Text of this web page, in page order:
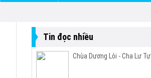
Tin đọc nhiều
Chùa Dương Lôi - Cha Lư Tự